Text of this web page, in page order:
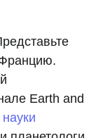
Earth and
науки